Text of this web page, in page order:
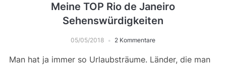
Meine TOP Rio de Janeiro
Sehenswürdigkeiten
05/05/2018 2 Kommentare
Man hat ja immer so Urlaubsträume. Länder, die man